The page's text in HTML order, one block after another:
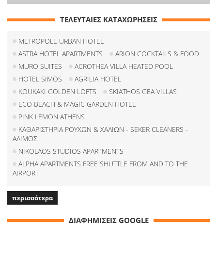
ΤΕΛΕΥΤΑΙΕΣ ΚΑΤΑΧΩΡΗΣΕΙΣ
METROPOLE URBAN HOTEL
ASTRA HOTEL APARTMENTS
ARION COCKTAILS & FOOD
MURO SUITES
ACROTHEA VILLA HEATED POOL
HOTEL SIMOS
AGRILIA HOTEL
KOUKAKI GOLDEN LOFTS
SKIATHOS GEA VILLAS
ECO BEACH & MAGIC GARDEN HOTEL
PINK LEMON ATHENS
ΚΑΘΑΡΙΣΤΗΡΙΑ ΡΟΥΧΩΝ & ΧΑΛΙΩΝ - SEKER CLEANERS -
ΑΛΙΜΟΣ
NIKOLAOS STUDIOS APARTMENTS
ALPHA APARTMENTS FREE SHUTTLE FROM AND TO THE
AIRPORT
περισσότερα
ΔΙΑΦΗΜΙΣΕΙΣ GOOGLE